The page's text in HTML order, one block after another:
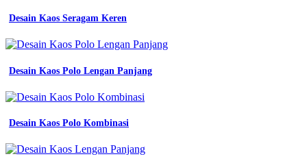
Desain Kaos Seragam Keren
Desain Kaos Polo Lengan Panjang
Desain Kaos Polo Kombinasi